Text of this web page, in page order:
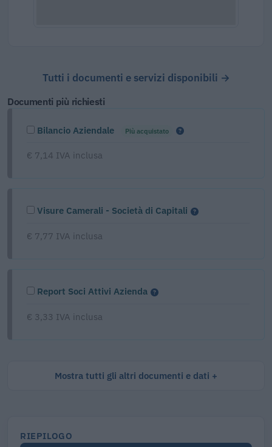
Tutti i documenti e servizi disponibili →
Documenti più richiesti
Bilancio Aziendale Più acquistato
€ 7,14 IVA inclusa
Visure Camerali - Società di Capitali
€ 7,77 IVA inclusa
Report Soci Attivi Azienda
€ 3,33 IVA inclusa
Mostra tutti gli altri documenti e dati
RIEPILOGO